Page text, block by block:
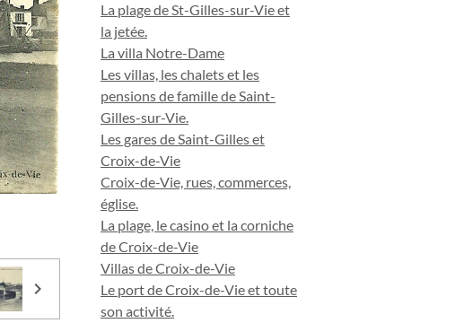
La plage de St-Gilles-sur-Vie et
la jetée.
La villa Notre-Dame
Les villas, les chalets et les
pensions de famille de Saint-
Gilles-sur-Vie.
Les gares de Saint-Gilles et
Croix-de-Vie
Croix-de-Vie, rues, commerces,
église.
La plage, le casino et la corniche
de Croix-de-Vie
Villas de Croix-de-Vie
Le port de Croix-de-Vie et toute
son activité.